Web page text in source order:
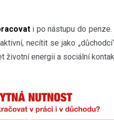
i po nástupu do penze.
necítit se jako
životní energii a sociální